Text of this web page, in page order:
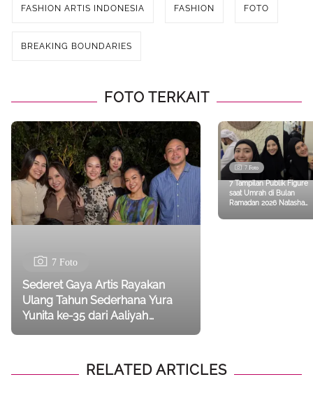
FASHION ARTIS INDONESIA FASHION FOTO
BREAKING BOUNDARIES
FOTO TERKAIT
7 Foto
Sederet Gaya Artis Rayakan
Ulang Tahun Sederhana Yura
Yunita ke-35 dari Aaliyah
7 Foto
7 Tampilan Publik Figure
saat Umrah di Bulan
Ramadan 2026 Natasha
RELATED ARTICLES